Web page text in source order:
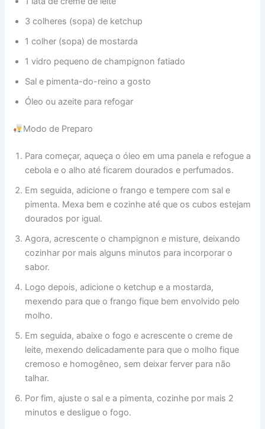
3 colheres (sopa) de ketchup
1 colher (sopa) de mostarda
1 vidro pequeno de champignon fatiado
Sal e pimenta-do-reino a gosto
Óleo ou azeite para refogar
Modo de Preparo
Para começar, aqueça o óleo em uma panela e refogue a
cebola e o alho até ficarem dourados e perfumados.
Em seguida, adicione o frango e tempere com sal e
pimenta. Mexa bem e cozinhe até que os cubos estejam
dourados por igual.
Agora, acrescente o champignon e misture, deixando
cozinhar por mais alguns minutos para incorporar o
sabor.
Logo depois, adicione o ketchup e a mostarda,
mexendo para que o frango fique bem envolvido pelo
molho.
Em seguida, abaixe o fogo e acrescente o creme de
leite, mexendo delicadamente para que o molho fique
cremoso e homogêneo, sem deixar ferver para não
talhar.
Por fim, ajuste o sal e a pimenta, cozinhe por mais 2
minutos e desligue o fogo.